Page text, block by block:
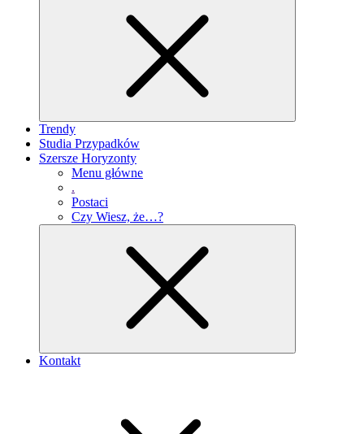
Trendy
Studia Przypadków
Szersze Horyzonty
Menu główne
.
Postaci
Czy Wiesz, że…?
Kontakt